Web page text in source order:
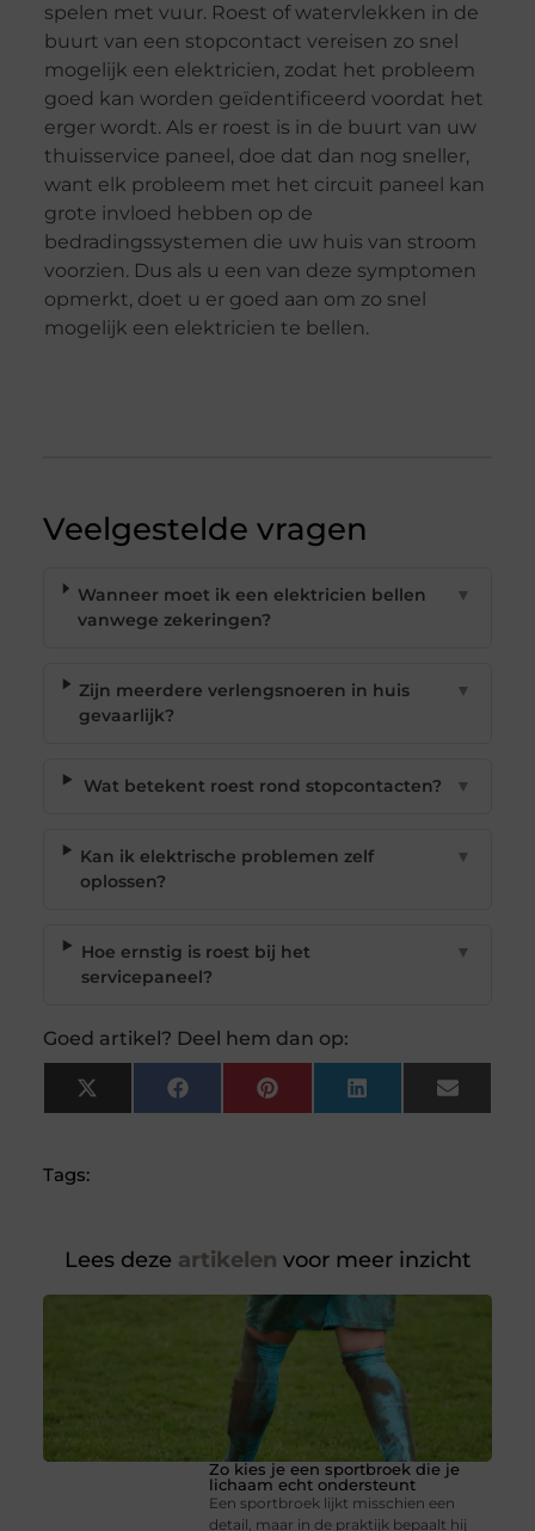
spelen met vuur. Roest of watervlekken in de
buurt van een stopcontact vereisen zo snel
mogelijk een elektricien, zodat het probleem
goed kan worden geïdentificeerd voordat het
erger wordt. Als er roest is in de buurt van uw
thuisservice paneel, doe dat dan nog sneller,
want elk probleem met het circuit paneel kan
grote invloed hebben op de
bedradingssystemen die uw huis van stroom
voorzien. Dus als u een van deze symptomen
opmerkt, doet u er goed aan om zo snel
mogelijk een elektricien te bellen.
Veelgestelde vragen
Wanneer moet ik een elektricien bellen
vanwege zekeringen?
▼
Zijn meerdere verlengsnoeren in huis
gevaarlijk?
▼
Wat betekent roest rond stopcontacten? ▼
Kan ik elektrische problemen zelf
oplossen?
▼
Hoe ernstig is roest bij het
servicepaneel?
▼
Goed artikel? Deel hem dan op:
X
(Twitter)
FacebookPinterest LinkedIn Email
Tags:
Lees deze artikelen voor meer inzicht
Zo kies je een sportbroek die je
lichaam echt ondersteunt
Een sportbroek lijkt misschien een
detail, maar in de praktijk bepaalt hij